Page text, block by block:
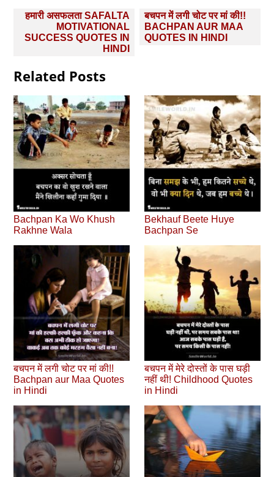
Post
navigation
हमारी असफलता SAFALTA
MOTIVATIONAL
SUCCESS QUOTES IN
HINDI
बचपन में लगी चोट पर मां की!!
BACHPAN AUR MAA
QUOTES IN HINDI
Related Posts
Bachpan Ka Wo Khush
Rakhne Wala
Bekhauf Beete Huye
Bachpan Se
बचपन में लगी चोट पर मां की!!
Bachpan aur Maa Quotes
in Hindi
बचपन में मेरे दोस्तों के पास घड़ी
नहीं थी! Childhood Quotes
in Hindi